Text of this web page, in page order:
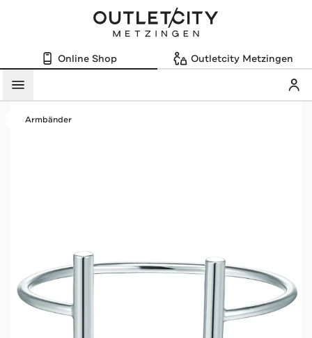
Online Shop Outletcity Metzingen
Menü
Armbänder